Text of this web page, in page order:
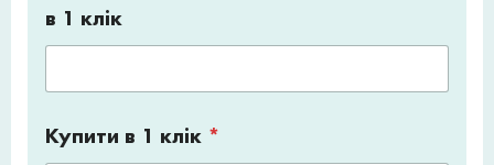
в 1 клік
Купити в 1 клік *